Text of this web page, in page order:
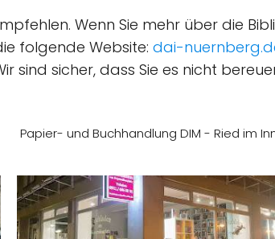
Wenn Sie mehr über die
folgende Website: dai-
sind sicher, dass Sie es nicht
Papier- und Buchhandlung DIM - Ried im